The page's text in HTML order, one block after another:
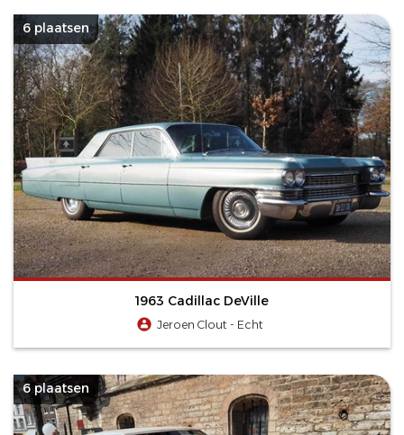
6 plaatsen
1963 Cadillac DeVille
Jeroen Clout - Echt
6 plaatsen